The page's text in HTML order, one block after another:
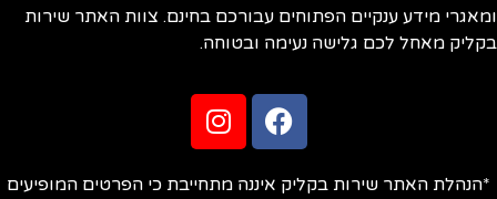
מידע ענקיים הפתוחים עבורכם בחינם. צוות האתר שירות
מאחל לכם גלישה נעימה ובטוחה.
האתר שירות בקליק איננה מתחייבת כי הפרטים המופיעים